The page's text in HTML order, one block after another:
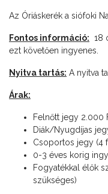
Az Óriáskerék a siófoki
Fontos információ: 18
ezt követően ingyenes.
Nyitva tartás: A nyitva
Árak:
Felnőtt jegy 2.000
Diák/Nyugdíjas
Csoportos jegy (4
0-3 éves korig
Fogyatékkal élők
szükséges)